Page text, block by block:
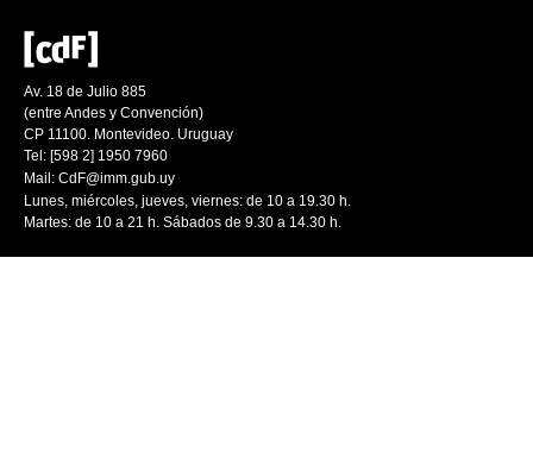
Av. 18 de Julio 885
(entre Andes y Convención)
CP 11100. Montevideo. Uruguay
Tel: [598 2] 1950 7960
Mail: CdF@imm.gub.uy
Lunes, miércoles, jueves, viernes: de 10 a 19.30 h.
Martes: de 10 a 21 h. Sábados de 9.30 a 14.30 h.